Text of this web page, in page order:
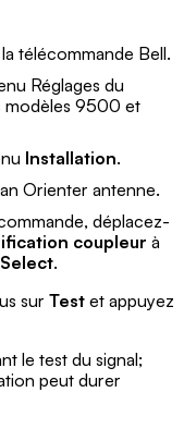
télécommande Bell.
Réglages du
modèles 9500 et
Installation.
Orienter antenne.
déplacez-
coupleur à
Select.
sur Test et appuyez
le test du signal;
peut durer